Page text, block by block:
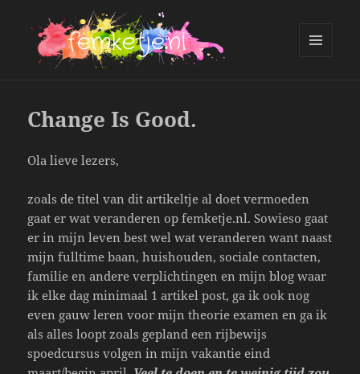
Change Is Good.
Ola lieve lezers,
zoals de titel van dit artikeltje al doet vermoeden
gaat er wat veranderen op femketje.nl. Sowieso gaat
er in mijn leven best wel wat veranderen want naast
mijn fulltime baan, huishouden, sociale contacten,
familie en andere verplichtingen en mijn blog waar
ik elke dag minimaal 1 artikel post, ga ik ook nog
even gauw leren voor mijn theorie examen en ga ik
als alles loopt zoals gepland een rijbewijs
spoedcursus volgen in mijn vakantie eind